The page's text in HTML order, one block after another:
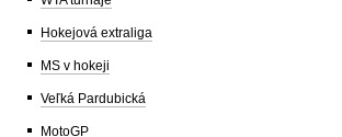
Hokejová extraliga
MS v hokeji
Veľká Pardubická
MotoGP